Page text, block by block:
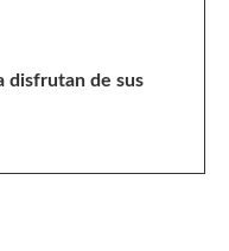
disfrutan de sus